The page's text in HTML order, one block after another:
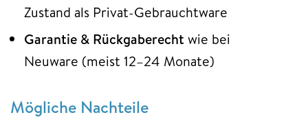
Zustand als Privat-Gebrauchtware
Garantie & Rückgaberecht wie bei
Neuware (meist 12–24 Monate)
Mögliche Nachteile